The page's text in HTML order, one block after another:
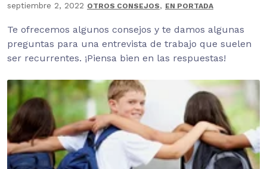
septiembre 2, 2022 OTROS CONSEJOS, EN PORTADA
Te ofrecemos algunos consejos y te damos algunas
preguntas para una entrevista de trabajo que suelen
ser recurrentes. ¡Piensa bien en las respuestas!